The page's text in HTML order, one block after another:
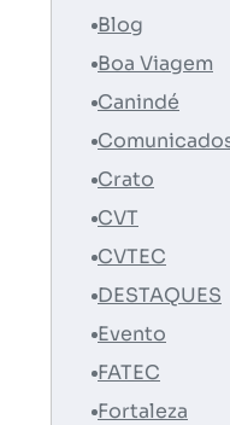
Blog
Boa Viagem
Canindé
Crato
CVT
CVTEC
DESTAQUES
Evento
FATEC
Fortaleza